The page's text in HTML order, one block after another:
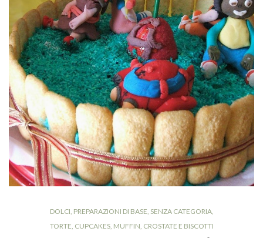
DOLCI, PREPARAZIONI DI BASE, SENZA CATEGORIA,
TORTE, CUPCAKES, MUFFIN, CROSTATE E BISCOTTI